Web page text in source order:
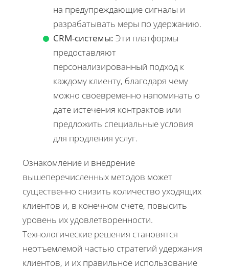
на предупреждающие сигналы и
разрабатывать меры по удержанию.
CRM-системы: Эти платформы
предоставляют
персонализированный подход к
каждому клиенту, благодаря чему
можно своевременно напоминать о
дате истечения контрактов или
предложить специальные условия
для продления услуг.
Ознакомление и внедрение
вышеперечисленных методов может
существенно снизить количество уходящих
клиентов и, в конечном счете, повысить
уровень их удовлетворенности.
Технологические решения становятся
неотъемлемой частью стратегий удержания
клиентов, и их правильное использование